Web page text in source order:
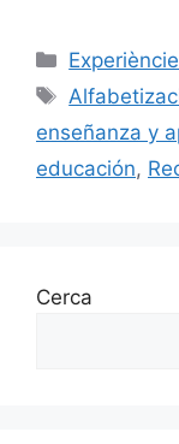
c
e
b
o
ai
l
Categories
Etiquetes
enseñanza y
educación,
Cerca